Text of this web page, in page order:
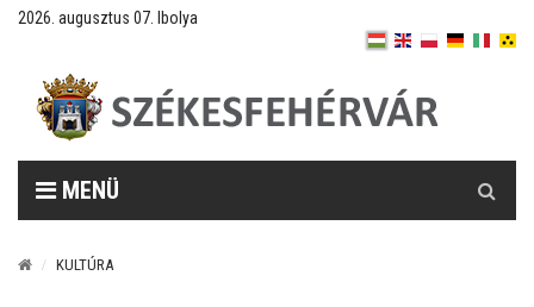
2026. augusztus 07. Ibolya
MENÜ
KULTÚRA